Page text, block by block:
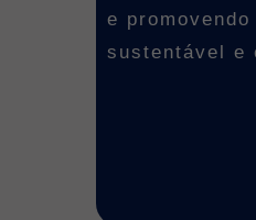
e
sustentável e